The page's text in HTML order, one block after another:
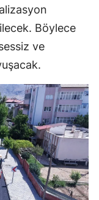
Böylece
ve